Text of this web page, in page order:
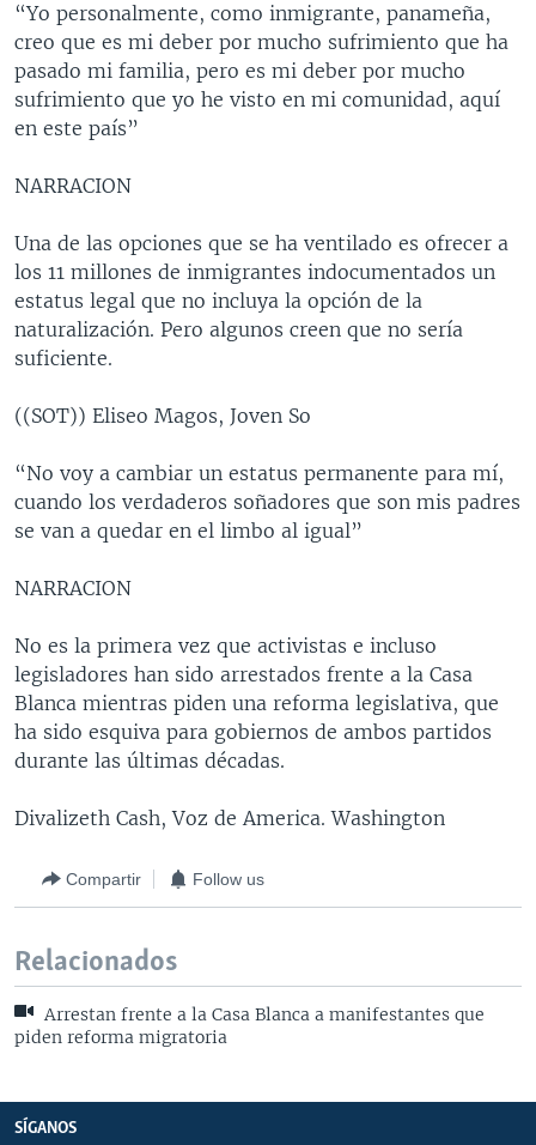
“Yo personalmente, como inmigrante, panameña,
creo que es mi deber por mucho sufrimiento que ha
pasado mi familia, pero es mi deber por mucho
sufrimiento que yo he visto en mi comunidad, aquí
en este país”
NARRACION
Una de las opciones que se ha ventilado es ofrecer a
los 11 millones de inmigrantes indocumentados un
estatus legal que no incluya la opción de la
naturalización. Pero algunos creen que no sería
suficiente.
((SOT)) Eliseo Magos, Joven So
“No voy a cambiar un estatus permanente para mí,
cuando los verdaderos soñadores que son mis padres
se van a quedar en el limbo al igual”
NARRACION
No es la primera vez que activistas e incluso
legisladores han sido arrestados frente a la Casa
Blanca mientras piden una reforma legislativa, que
ha sido esquiva para gobiernos de ambos partidos
durante las últimas décadas.
Divalizeth Cash, Voz de America. Washington
Compartir Follow us
Relacionados
Arrestan frente a la Casa Blanca a manifestantes que
piden reforma migratoria
SÍGANOS